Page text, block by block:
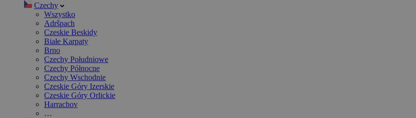
Czechy
Wszystko
Adršpach
Czeskie Beskidy
Białe Karpaty
Brno
Czechy Południowe
Czechy Północne
Czechy Wschodnie
Czeskie Góry Izerskie
Czeskie Góry Orlickie
Harrachov
…